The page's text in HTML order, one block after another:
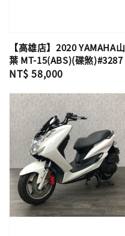
【高雄店】2020 YAMAHA山
葉 MT-15(ABS)(碟煞)#3287
Regular
NT$ 58,000